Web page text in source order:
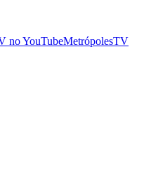
noYouTubeMetrópolesTV